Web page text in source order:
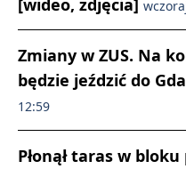
[wideo, zdjęcia]
Zmiany w ZUS. Na
będzie jeździć do
12:59
Płonął taras w